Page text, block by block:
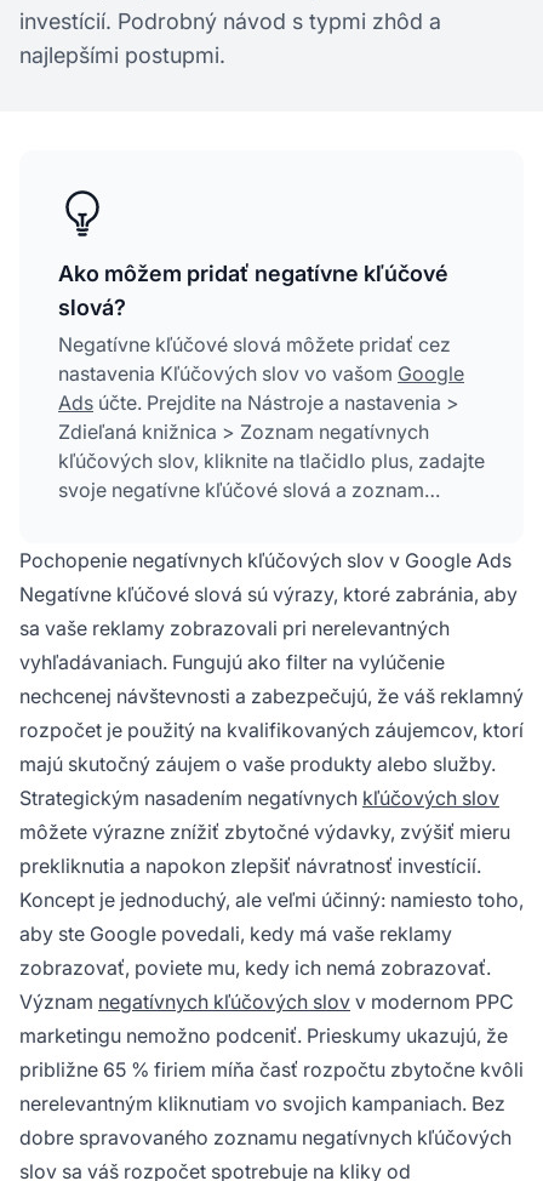
investícií. Podrobný návod s typmi zhôd a
najlepšími postupmi.
Ako môžem pridať negatívne kľúčové
slová?
Negatívne kľúčové slová môžete pridať cez
nastavenia Kľúčových slov vo vašom Google
Ads účte. Prejdite na Nástroje a nastavenia >
Zdieľaná knižnica > Zoznam negatívnych
kľúčových slov, kliknite na tlačidlo plus, zadajte
svoje negatívne kľúčové slová a zoznam
zobrazovaniu reklám pri nerelevantných
vyhľadávaniach.
Pochopenie negatívnych kľúčových slov v Google Ads
Negatívne kľúčové slová sú výrazy, ktoré zabránia, aby
sa vaše reklamy zobrazovali pri nerelevantných
vyhľadávaniach. Fungujú ako filter na vylúčenie
nechcenej návštevnosti a zabezpečujú, že váš reklamný
rozpočet je použitý na kvalifikovaných záujemcov, ktorí
majú skutočný záujem o vaše produkty alebo služby.
Strategickým nasadením negatívnych kľúčových slov
môžete výrazne znížiť zbytočné výdavky, zvýšiť mieru
prekliknutia a napokon zlepšiť návratnosť investícií.
Koncept je jednoduchý, ale veľmi účinný: namiesto toho,
aby ste Google povedali, kedy má vaše reklamy
zobrazovať, poviete mu, kedy ich nemá zobrazovať.
Význam negatívnych kľúčových slov v modernom PPC
marketingu nemožno podceniť. Prieskumy ukazujú, že
približne 65 % firiem míňa časť rozpočtu zbytočne kvôli
nerelevantným kliknutiam vo svojich kampaniach. Bez
dobre spravovaného zoznamu negatívnych kľúčových
slov sa váš rozpočet spotrebuje na kliky od